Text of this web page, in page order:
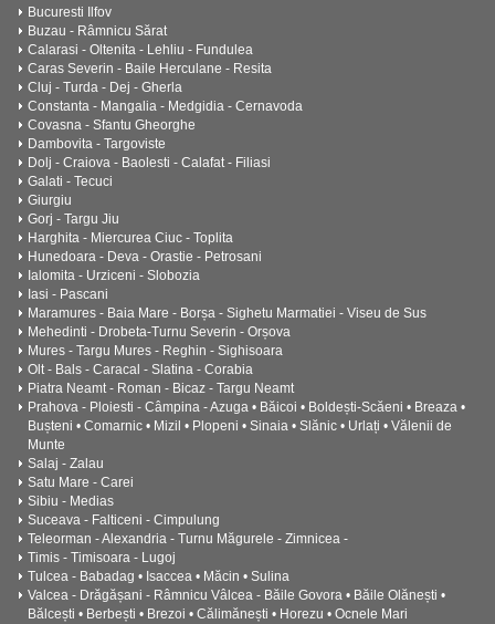
Bucuresti Ilfov
Buzau - Râmnicu Sărat
Calarasi - Oltenita - Lehliu - Fundulea
Caras Severin - Baile Herculane - Resita
Cluj - Turda - Dej - Gherla
Constanta - Mangalia - Medgidia - Cernavoda
Covasna - Sfantu Gheorghe
Dambovita - Targoviste
Dolj - Craiova - Baolesti - Calafat - Filiasi
Galati - Tecuci
Giurgiu
Gorj - Targu Jiu
Harghita - Miercurea Ciuc - Toplita
Hunedoara - Deva - Orastie - Petrosani
Ialomita - Urziceni - Slobozia
Iasi - Pascani
Maramures - Baia Mare - Borșa - Sighetu Marmatiei - Viseu de Sus
Mehedinti - Drobeta-Turnu Severin - Orșova
Mures - Targu Mures - Reghin - Sighisoara
Olt - Bals - Caracal - Slatina - Corabia
Piatra Neamt - Roman - Bicaz - Targu Neamt
Prahova - Ploiesti - Câmpina - Azuga • Băicoi • Boldești-Scăeni • Breaza •
Bușteni • Comarnic • Mizil • Plopeni • Sinaia • Slănic • Urlați • Vălenii de
Munte
Salaj - Zalau
Satu Mare - Carei
Sibiu - Medias
Suceava - Falticeni - Cimpulung
Teleorman - Alexandria - Turnu Măgurele - Zimnicea -
Timis - Timisoara - Lugoj
Tulcea - Babadag • Isaccea • Măcin • Sulina
Valcea - Drăgășani - Râmnicu Vâlcea - Băile Govora • Băile Olănești •
Bălcești • Berbești • Brezoi • Călimănești • Horezu • Ocnele Mari